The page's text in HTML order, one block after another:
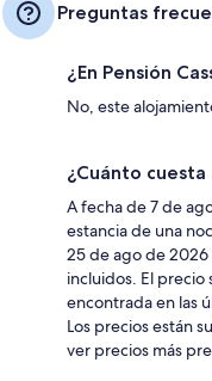
Preguntas
¿En Pensión
No, este
¿Cuánto cuesta
A fecha de 7 de
estancia de una
25 de ago de 2026
incluidos. El precio
encontrada en las
Los precios están
ver precios más